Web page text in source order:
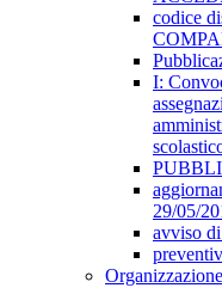
codice
I:
29/05/
avviso
Organizzazione